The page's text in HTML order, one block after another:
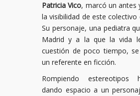
Patricia Vico, marcó un antes
la visibilidad de este colectivo
Su personaje, una pediatra
Madrid y a la que la vida
cuestión de poco tiempo,
un referente en ficción.
Rompiendo estereotipos
dando espacio a un